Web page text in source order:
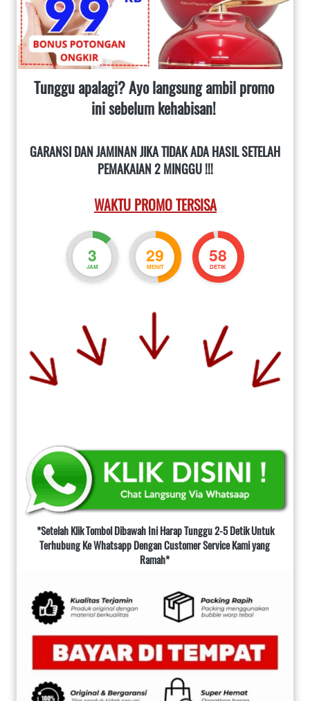
Tunggu apalagi? Ayo langsung ambil promo
ini sebelum kehabisan!
GARANSI DAN JAMINAN JIKA TIDAK ADA HASIL SETELAH
PEMAKAIAN 2 MINGGU !!!
WAKTU PROMO TERSISA
3
JAM
29
MENIT
56
DETIK
*Setelah Klik Tombol Dibawah Ini Harap Tunggu 2-5 Detik Untuk
Terhubung Ke Whatsapp Dengan Customer Service Kami yang
Ramah*